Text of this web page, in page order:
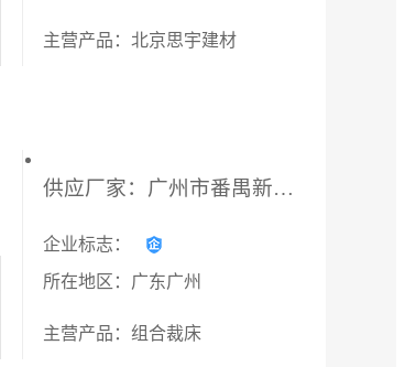
主营产品：北京思宇建材
供应厂家：广州市番禺新天力服装专用设备商行
企业标志：
所在地区：广东广州
主营产品：组合裁床